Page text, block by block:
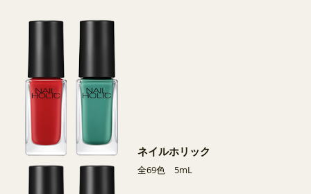
ネイルホリック
全69色 5mL